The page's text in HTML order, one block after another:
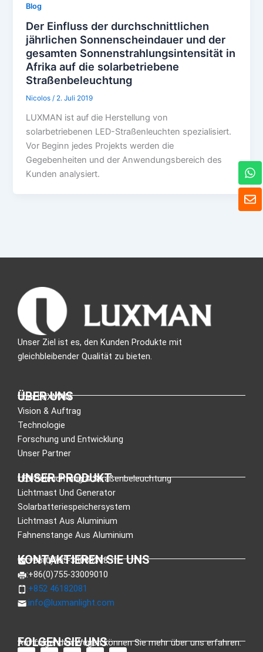
Blog
Der Einfluss der durchschnittlichen
jährlichen Sonnenscheindauer und der
gesamten Sonnenstrahlungsintensität in
Afrika auf die solarbetriebene
Straßenbeleuchtung
Nicolos/ 2. Juli 2019
LUXMAN ist auf die Herstellung von
solarbetriebenen LED-Straßenleuchten spezialisiert.
Vor Beginn jedes Projekts werden die
Gegebenheiten und der Anwendungsbereich des
Kunden analysiert.
U
m
W
h
a
t
s
Unser Ziel ist es, den Kunden Produkte mit
gleichbleibender Qualität zu bieten.
ÜBER UNS
Über LUXMAN
Vision & Auftrag
Technologie
Forschung und Entwicklung
Unser Partner
UNSER PRODUKT
LED-Beleuchtung & Straßenbeleuchtung
Lichtmast Und Generator
Solarbatteriespeichersystem
Lichtmast Aus Aluminium
Fahnenstange Aus Aluminium
KONTAKTIEREN SIE UNS
:+86(0)755-33089318
:+86(0)755-33009010
:+852 46182081
:info@luxmanlight.com
FOLGEN SIE UNS
Auf folgenden Wegen können Sie mehr über uns erfahren.